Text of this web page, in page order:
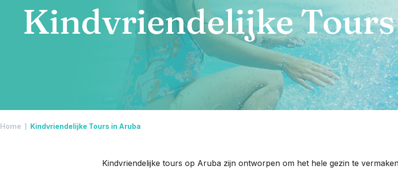
Kindvriendelijke
Home Kindvriendelijke Tours in Aruba
Kindvriendelijke tours op Aruba zijn ontworpen om het hele gezin te